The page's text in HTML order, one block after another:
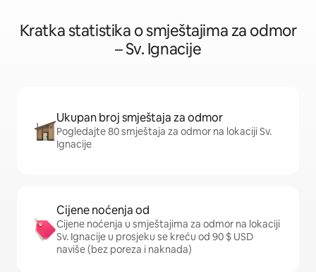
Kratka statistika o smještajima za odmor
– Sv. Ignacije
Ukupan broj smještaja za odmor
Pogledajte 80 smještaja za odmor na lokaciji Sv.
Ignacije
Cijene noćenja od
Cijene noćenja u smještajima za odmor na lokaciji
Sv. Ignacije u prosjeku se kreću od 90 $ USD
naviše (bez poreza i naknada)